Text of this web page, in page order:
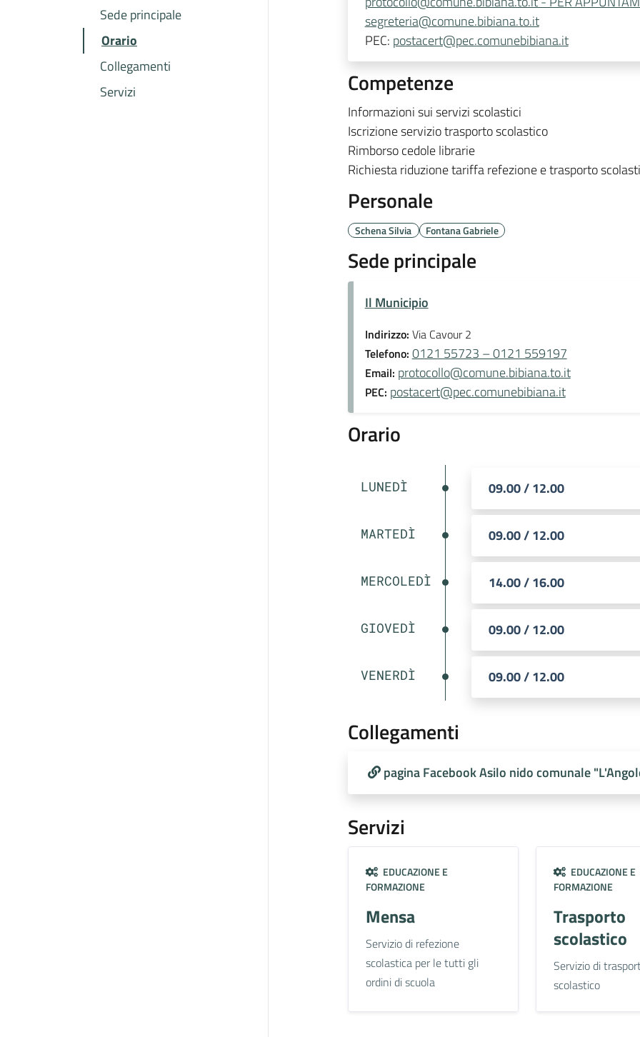
Sede principale
Orario
Collegamenti
Servizi
segreteria@comune.bibiana.to.it
PEC: postacert@pec.comunebibiana.it
Competenze
Informazioni sui servizi scolastici
Iscrizione servizio trasporto scolastico
Rimborso cedole librarie
Richiesta riduzione tariffa refezione e trasporto
Personale
Schena Silvia Fontana Gabriele
Sede principale
Il Municipio
Indirizzo: Via Cavour 2
Telefono: 0121 55723 – 0121 559197
Email: protocollo@comune.bibiana.to.it
PEC: postacert@pec.comunebibiana.it
Orario
LUNEDÌ 09.00 / 12.00
MARTEDÌ 09.00 / 12.00
MERCOLEDÌ 14.00 / 16.00
GIOVEDÌ 09.00 / 12.00
VENERDÌ 09.00 / 12.00
Collegamenti
pagina Facebook Asilo nido comunale
Servizi
EDUCAZIONE E
FORMAZIONE
Mensa
Servizio di refezione
scolastica per le tutti gli
ordini di scuola
EDUCAZIONE E
FORMAZIONE
Trasporto
scolastico
Servizio di
scolastico